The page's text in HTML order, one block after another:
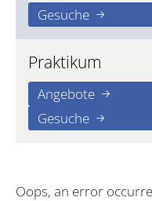
Gesuche
Praktikum
Angebote
Gesuche
Oops, an error